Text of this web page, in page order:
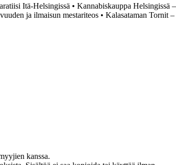
Itä-Helsingissä • Kannabiskauppa Helsingissä –
ja ilmaisun mestariteos • Kalasataman Tornit –
kanssa.